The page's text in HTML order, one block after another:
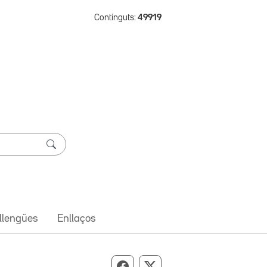
Continguts: 49919
Enllaços